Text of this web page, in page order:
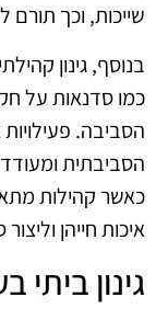
שייכות, וכך תורם
בנוסף, גינון
כמו סדנאות על
הסביבה.
הסביבתית
כאשר קהילות
איכות חייהן
גינון ביתי